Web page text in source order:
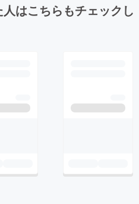
はこちらもチェックし